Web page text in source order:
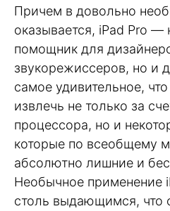
Причем в довольно
оказывается, iPad Pro
помощник для
звукорежиссеров, но и
самое удивительное,
извлечь не только за
процессора, но и
которые по всеобщему
абсолютно лишние и
Необычное применение
столь выдающимся, что